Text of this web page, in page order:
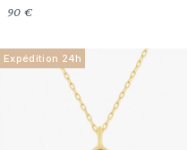
90 €
Expédition 24h